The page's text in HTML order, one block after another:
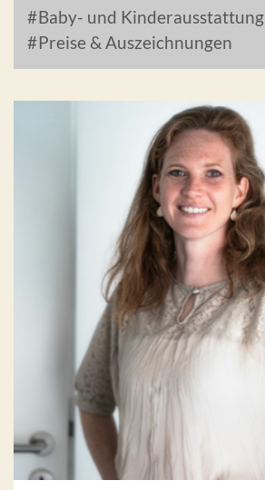
Baby- und Kinderausstattung
Preise & Auszeichnungen